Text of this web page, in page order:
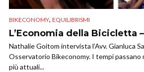
BIKECONOMY, EQUILIBRISMI
L’Economia della Bicicletta
Nathalie Goitom intervista l’Avv. Gianluca
Osservatorio Bikeconomy. I tempi passano
più attuali...